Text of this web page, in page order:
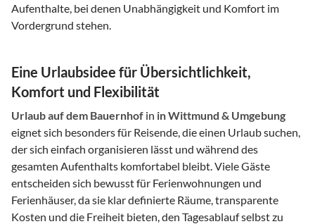
Aufenthalte, bei denen Unabhängigkeit und Komfort im
Vordergrund stehen.
Eine Urlaubsidee für Übersichtlichkeit,
Komfort und Flexibilität
Urlaub auf dem Bauernhof in in Wittmund & Umgebung
eignet sich besonders für Reisende, die einen Urlaub suchen,
der sich einfach organisieren lässt und während des
gesamten Aufenthalts komfortabel bleibt. Viele Gäste
entscheiden sich bewusst für Ferienwohnungen und
Ferienhäuser, da sie klar definierte Räume, transparente
Kosten und die Freiheit bieten, den Tagesablauf selbst zu